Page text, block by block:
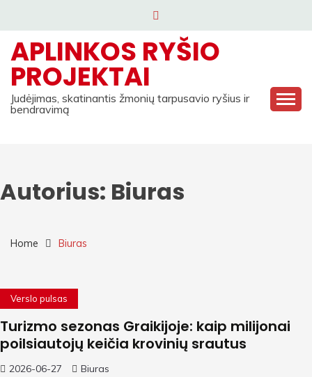
content
APLINKOS RYŠIO
PROJEKTAI
Judėjimas, skatinantis žmonių tarpusavio ryšius ir
bendravimą
Autorius: Biuras
Home Biuras
Verslo pulsas
Turizmo sezonas Graikijoje: kaip milijonai
poilsiautojų keičia krovinių srautus
2026-06-27 Biuras